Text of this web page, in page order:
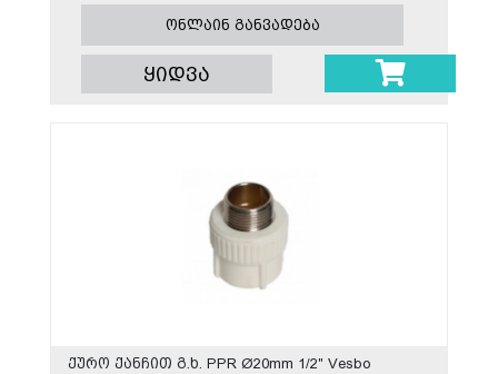
ონლაინ განვადება
ყიდვა
ქურო ქანჩით გ.ხ. PPR Ø20mm 1/2" Vesbo